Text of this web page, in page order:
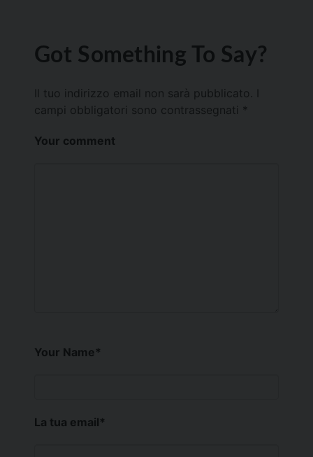
Got Something To Say?
Il tuo indirizzo email non sarà pubblicato.
campi obbligatori sono contrassegnati *
Your comment
Your Name*
La tua email*